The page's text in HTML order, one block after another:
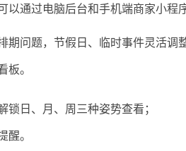
以通过电脑后台和手机端商家小程
期问题，节假日、临时事件灵活调整
板。
锁日、月、周三种姿势查看；
醒。